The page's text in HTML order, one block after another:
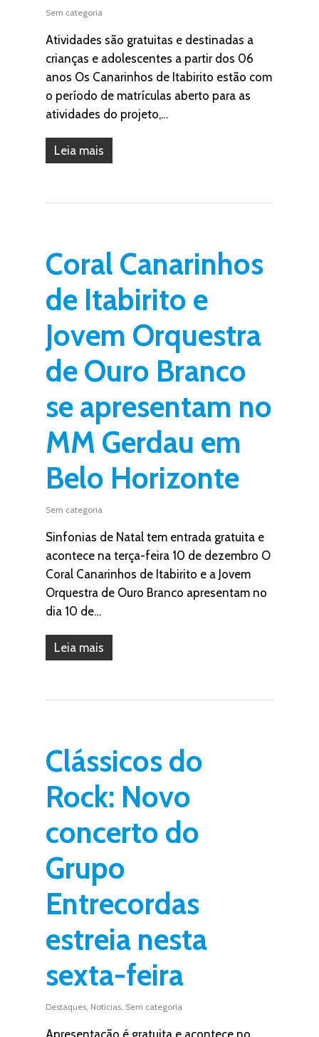
Sem categoria
Atividades são gratuitas e destinadas a
crianças e adolescentes a partir dos 06
anos Os Canarinhos de Itabirito estão com
o período de matrículas aberto para as
atividades do projeto,…
Leia mais
Coral Canarinhos
de Itabirito e
Jovem Orquestra
de Ouro Branco
se apresentam no
MM Gerdau em
Belo Horizonte
Sem categoria
Sinfonias de Natal tem entrada gratuita e
acontece na terça-feira 10 de dezembro O
Coral Canarinhos de Itabirito e a Jovem
Orquestra de Ouro Branco apresentam no
dia 10 de…
Leia mais
Clássicos do
Rock: Novo
concerto do
Grupo
Entrecordas
estreia nesta
sexta-feira
Destaques, Notícias, Sem categoria
Apresentação é gratuita e acontece no